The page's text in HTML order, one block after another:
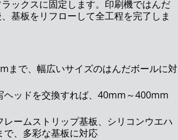
ックスに固定します。印刷機ではんだ
基板をリフローして全工程を完了しま
まで、幅広いサイズのはんだボールに対
ヘッドを交換すれば、40mm～400mm
ームストリップ基板、シリコンウエハ
で、多彩な基板に対応